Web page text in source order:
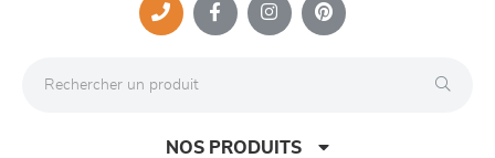
NOS PRODUITS